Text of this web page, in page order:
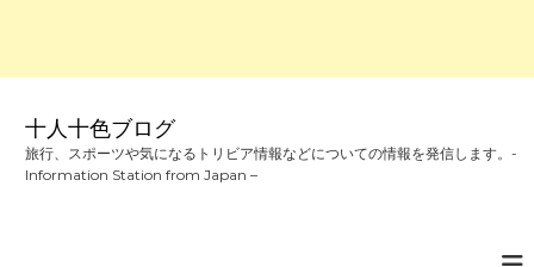
十人十色ブログ
旅行、スポーツや気になるトリビア情報などについての情報を発信します。-
Information Station from Japan –